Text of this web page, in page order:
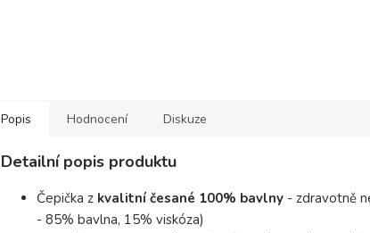
Popis Hodnocení Diskuze
Detailní popis produktu
Čepička z kvalitní česané 100% bavlny - zdravotně
- 85% bavlna, 15% viskóza)